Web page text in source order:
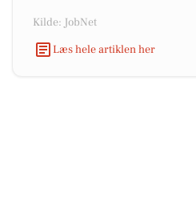
Kilde: JobNet
Læs hele artiklen her